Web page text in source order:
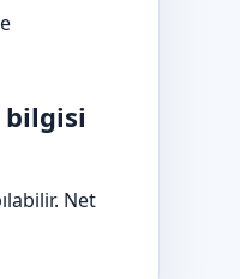
bilgisi
Net